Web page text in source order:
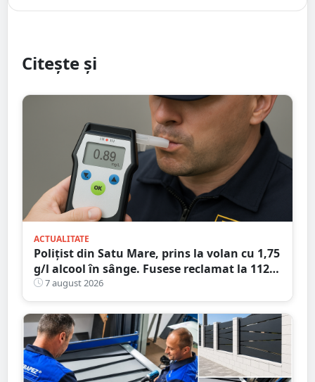
Citește și
ACTUALITATE
Polițist din Satu Mare, prins la volan cu 1,75
g/l alcool în sânge. Fusese reclamat la 112
că circula pe contrasens
7 august 2026